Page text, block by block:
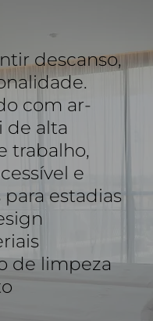
descanso,
com ar-
de alta
trabalho,
e
estadias
de limpeza